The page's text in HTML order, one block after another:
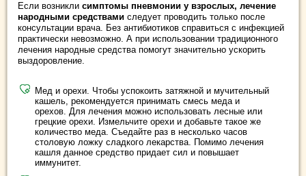
Если возникли симптомы пневмонии у взрослых, лечение
народными средствами следует проводить только после
консультации врача. Без антибиотиков справиться с инфекцией
практически невозможно. А при использовании традиционного
лечения народные средства помогут значительно ускорить
выздоровление.
Мед и орехи. Чтобы успокоить затяжной и мучительный
кашель, рекомендуется принимать смесь меда и
орехов. Для лечения можно использовать лесные или
грецкие орехи. Измельчите орехи и добавьте такое же
количество меда. Съедайте раз в несколько часов
столовую ложку сладкого лекарства. Помимо лечения
кашля данное средство придает сил и повышает
иммунитет.